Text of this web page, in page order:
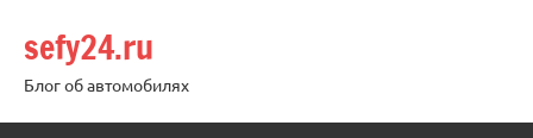
содержимому
sefy24.ru
Блог об автомобилях